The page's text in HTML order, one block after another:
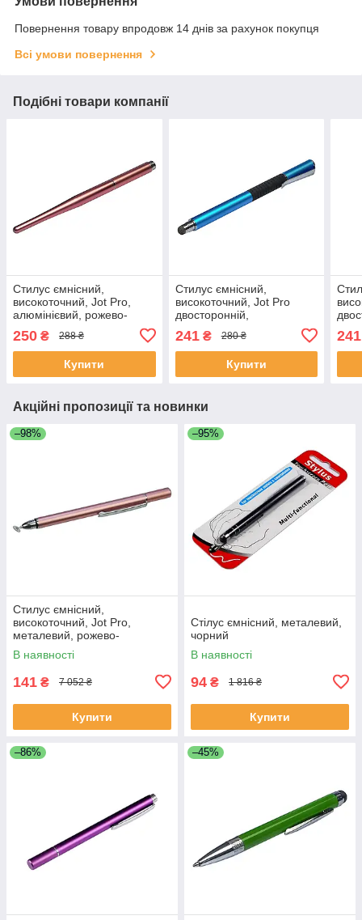
Повернення товару впродовж 14 днів за рахунок покупця
Всі умови повернення
Подібні товари компанії
Стилус ємнісний,
високоточний, Jot Pro,
алюмінієвий, рожево-
250 ₴ 288 ₴
Купити
Стилус ємнісний,
високоточний, Jot Pro
двосторонній,
кріпленням, блакитний
241₴ 280 ₴
Купити
241
Акційні пропозиції та новинки
–98%
Стилус ємнісний,
високоточний, Jot Pro,
металевий, рожево-
золотистистий.
В наявності
141 ₴ 7 052 ₴
Купити
–95%
Стілус ємнісний, металевий,
чорний
В наявності
94 ₴ 1 816 ₴
Купити
–86% –45%